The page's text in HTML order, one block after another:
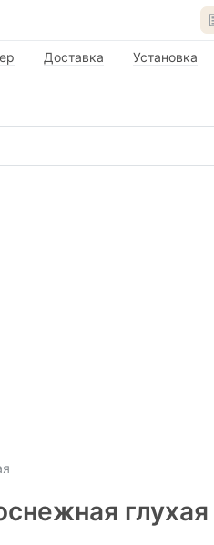
Доставка Установка
глухая